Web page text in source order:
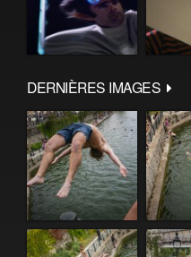
DERNIÈRES IMAGES